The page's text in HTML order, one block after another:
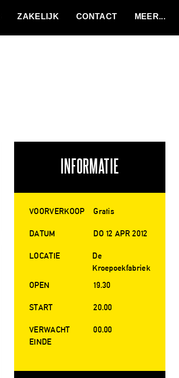
ZAKELIJK CONTACT
INFORMATIE
VOORVERKOOP Gratis
DATUM DO 12 APR 2012
LOCATIE
De
Kroepoekfabriek
OPEN
19.30
START 20.00
VERWACHT
EINDE
00.00